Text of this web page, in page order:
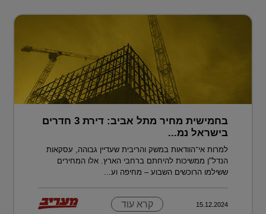
בחמישית מחיר מתל אביב: דירת 3 חדרים
בישראל נמ...
למרות אי־הוודאות במשק והריבית שעדיין גבוהה, עסקאות
הנדל"ן ממשיכות להיחתם ברחבי הארץ. אלו המחירים
ששילמו הרוכשים השבוע – מחיפה וע...
15.12.2024 קרא עוד